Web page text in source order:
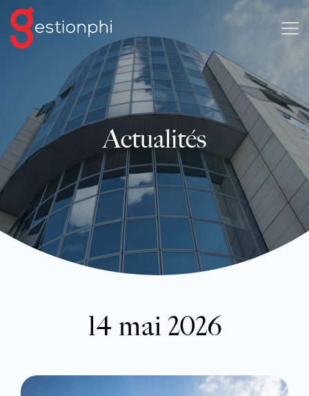
Actualités
14 mai 2026